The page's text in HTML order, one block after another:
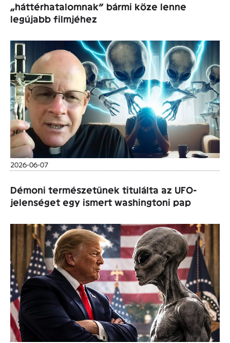
„háttérhatalomnak” bármi köze lenne
legújabb filmjéhez
2026-06-07
Démoni természetűnek titulálta az UFO-
jelenséget egy ismert washingtoni pap